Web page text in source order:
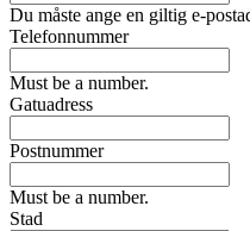
Du måste ange en giltig e-
Telefonnummer
Must be a number.
Gatuadress
Postnummer
Must be a number.
Stad